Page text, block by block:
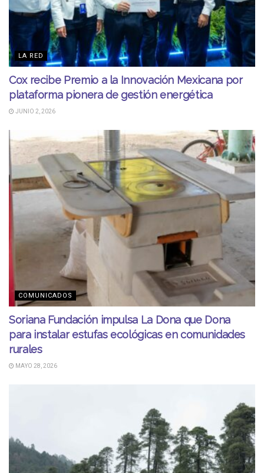
LA RED
Cox recibe Premio a la Innovación Mexicana por
plataforma pionera de gestión energética
JUNIO 2, 2026
COMUNICADOS
Soriana Fundación impulsa La Dona que Dona
para instalar estufas ecológicas en comunidades
rurales
MAYO 28, 2026